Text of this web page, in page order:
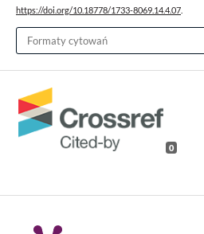
https://doi.org/10.18778/1733-8069.14.4.07
Formaty cytowań
0